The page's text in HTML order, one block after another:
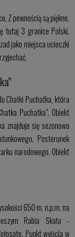
Z pewnością są piękne.
tutaj 3 granice Polski,
jako miejsca ucieczki
Chatki Puchatka, która
Puchatka". Obiekt
znajduje się sezonowa
Posterunek
narodowego. Obiekt
650 m. n.p.m. na
Rabia Skała -
Punkt wyjścia w